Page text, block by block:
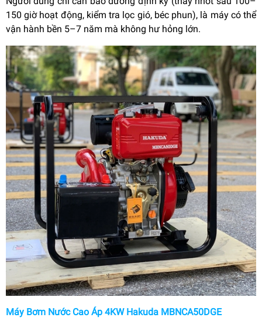
150 giờ hoạt động, kiểm tra lọc gió, béc phun), là máy có thể
vận hành bền 5–7 năm mà không hư hỏng lớn.
Máy Bơm Nước Cao Áp 4KW Hakuda MBNCA50DGE